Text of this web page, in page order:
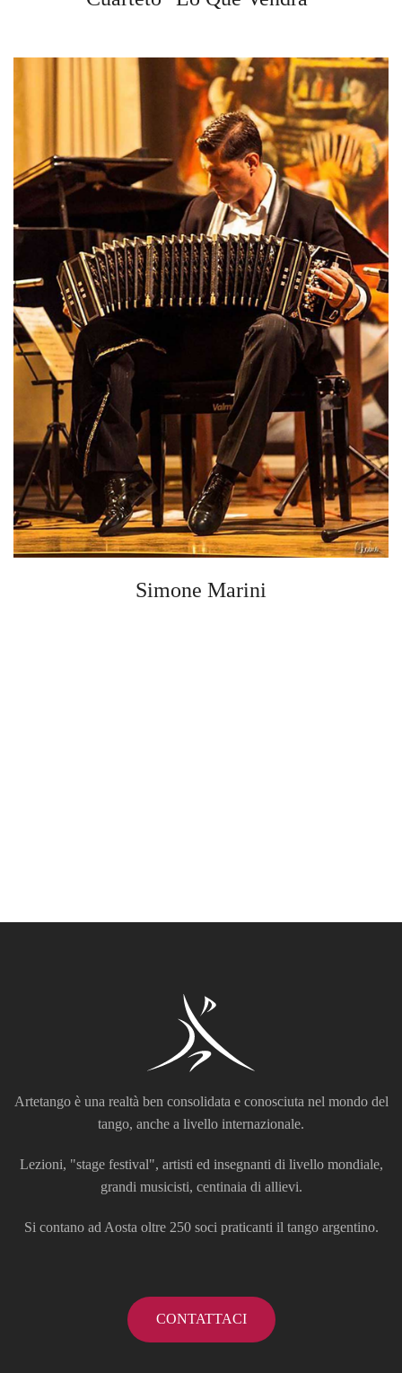
Simone Marini
Artetango è una realtà ben consolidata e conosciuta nel mondo del
tango, anche a livello internazionale.
Lezioni, "stage festival", artisti ed insegnanti di livello mondiale,
grandi musicisti, centinaia di allievi.
Si contano ad Aosta oltre 250 soci praticanti il tango argentino.
CONTATTACI